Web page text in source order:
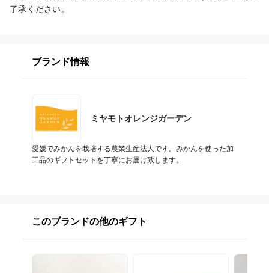
了承ください。
ブランド情報
ミヤモトオレンジガーデン
愛媛でみかんを栽培する農業生産法人です。みかんを使った加
工品のギフトセットを丁寧にお届け致します。
このブランドの他のギフト